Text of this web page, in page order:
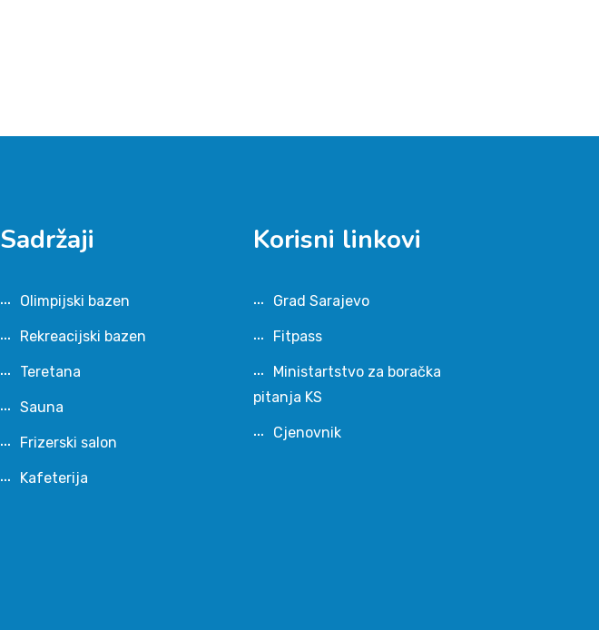
Sadržaji
Olimpijski bazen
Rekreacijski bazen
Teretana
Sauna
Frizerski salon
Kafeterija
Korisni linkovi
Grad Sarajevo
Fitpass
Ministartstvo za boračka
pitanja KS
Cjenovnik